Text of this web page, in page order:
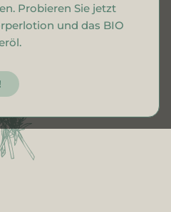
Probieren Sie jetzt
und das BIO